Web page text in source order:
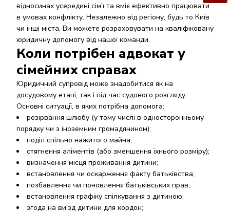
відносинах усередині сім’ї та вміє ефективно працювати
в умовах конфлікту. Незалежно від регіону, будь то Київ
чи інші міста, Ви можете розраховувати на кваліфіковану
юридичну допомогу від нашої команди.
Коли потрібен адвокат у
сімейних справах
Юридичний супровід може знадобитися як на
досудовому етапі, так і під час судового розгляду.
Основні ситуації, в яких потрібна допомога:
розірвання шлюбу (у тому числі в односторонньому
порядку чи з іноземним громадянином);
поділ спільно нажитого майна;
стягнення аліментів (або зменшення їхнього розміру);
визначення місця проживання дитини;
встановлення чи оскарження факту батьківства;
позбавлення чи поновлення батьківських прав;
встановлення графіку спілкування з дитиною;
згода на виїзд дитини для кордон;